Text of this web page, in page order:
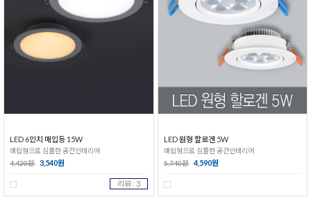
LED 6인치 매입등 15W
매립형으로 심플한 공간인테리어
4,420원 3,540원
리뷰 : 3
LED 원형 할로겐 5W
매립형으로 심플한 공간인테리어
5,740원 4,590원